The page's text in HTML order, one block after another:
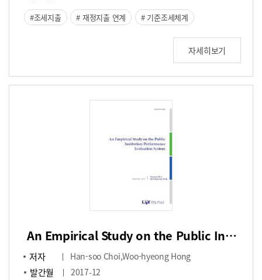
조세지출 재정지출 연계 기준조세체계
자세히보기
An Empirical Study on the Public Institution Performance
저자 Han-soo Choi,Woo-hyeong Hong
발간월 2017-12
TOP